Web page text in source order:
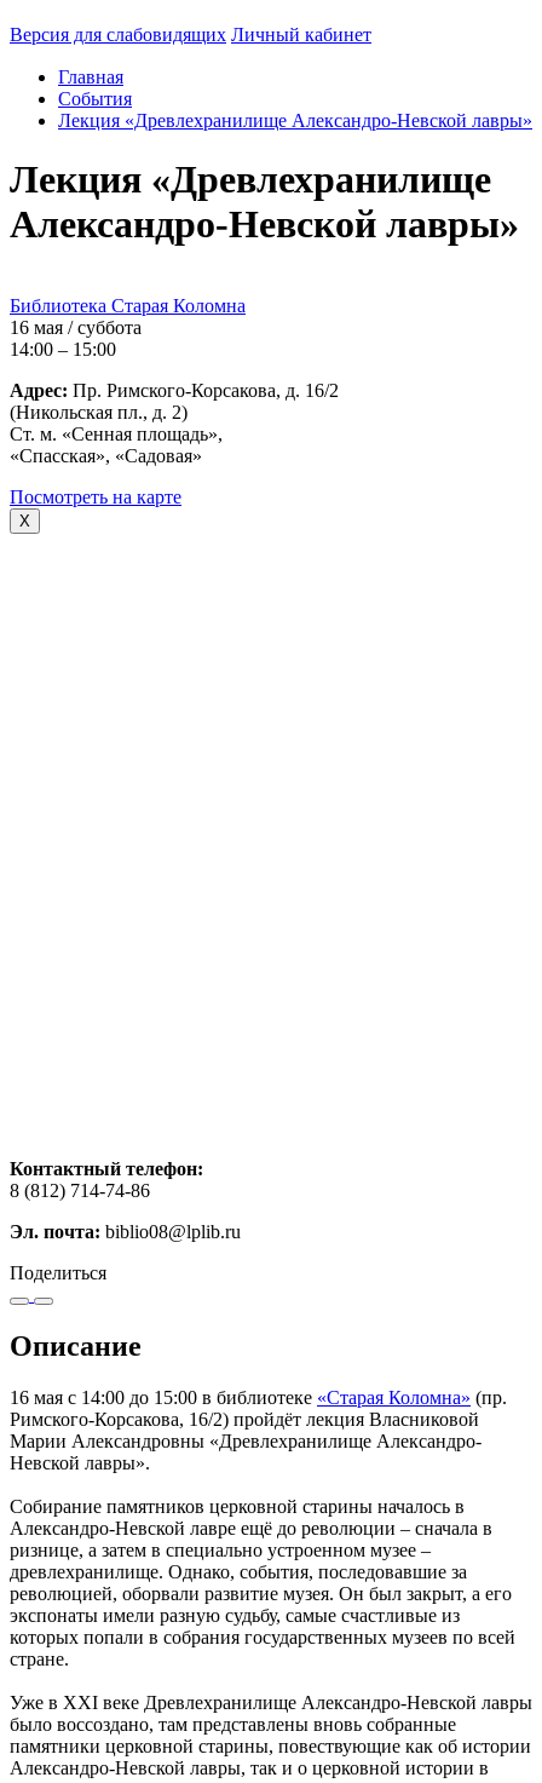
Версия для слабовидящих Личный кабинет
Главная
События
Лекция «Древлехранилище Александро-Невской лавры»
Лекция «Древлехранилище
Александро-Невской лавры»
Библиотека Старая Коломна
16 мая / суббота
14:00 – 15:00
Адрес: Пр. Римского-Корсакова, д. 16/2
(Никольская пл., д. 2)
Ст. м. «Сенная площадь»,
«Спасская», «Садовая»
Посмотреть на карте
X
Контактный телефон:
8 (812) 714-74-86
Эл. почта: biblio08@lplib.ru
Поделиться
Описание
16 мая с 14:00 до 15:00 в библиотеке «Старая Коломна» (пр.
Римского-Корсакова, 16/2) пройдёт лекция Власниковой
Марии Александровны «Древлехранилище Александро-
Невской лавры».
Собирание памятников церковной старины началось в
Александро-Невской лавре ещё до революции – сначала в
ризнице, а затем в специально устроенном музее –
древлехранилище. Однако, события, последовавшие за
революцией, оборвали развитие музея. Он был закрыт, а его
экспонаты имели разную судьбу, самые счастливые из
которых попали в собрания государственных музеев по всей
стране.
Уже в XXI веке Древлехранилище Александро-Невской лавры
было воссоздано, там представлены вновь собранные
памятники церковной старины, повествующие как об истории
Александро-Невской лавры, так и о церковной истории в